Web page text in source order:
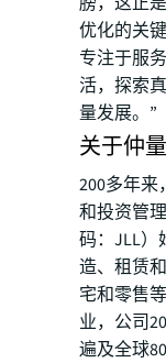
优化的关
专注于服
活，探索
量发展。”
关于仲
200多年
和投资管
码：JLL）
造、租赁
宅和零售
业，公司
遍及全球